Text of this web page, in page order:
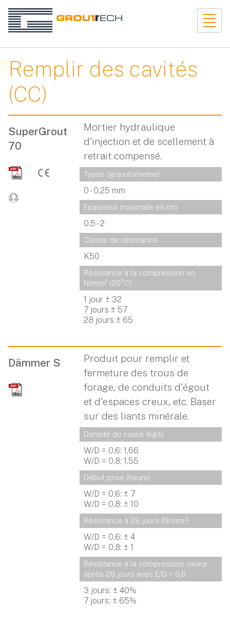
Remplir des cavités
(CC)
SuperGrout
70
Mortier hydraulique
d'injection et de scellement à
retrait compensé.
Types (granulometrie)
0 - 0,25 mm
Epaisseur maximale en cm
0,5 - 2
Classe de résistance
K50
Résistance à la compression en
N/mm² (20°C)
1 jour ± 32
7 jours ± 57
28 jours ± 65
Dämmer S
Produit pour remplir et
fermeture des trous de
forage, de conduits d'égout
et d'espaces creux, etc. Baser
sur des liants minérale.
Densité du coulis (kg/l)
W/D = 0,6: 1,66
W/D = 0,8: 1,55
Début prise (heure)
W/D = 0,6: ± 7
W/D = 0,8: ± 10
Résistance à 28 jours (N/mm²)
W/D = 0,6: ± 4
W/D = 0,8: ± 1
Résistance à la compression valeur
après 28 jours avec E/D = 0,6
3 jours: ± 40%
7 jours: ± 65%